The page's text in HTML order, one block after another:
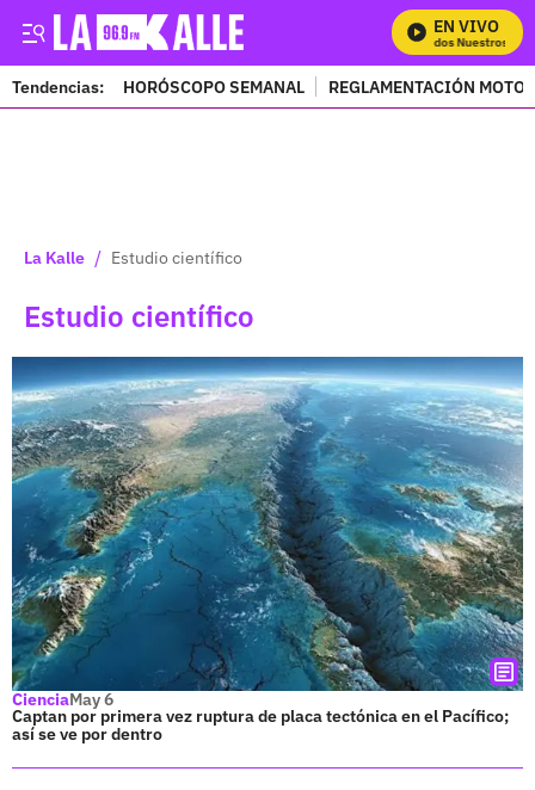
EN VIVO
Mira Todos Nuestros
Tendencias: HORÓSCOPO SEMANAL REGLAMENTACIÓN
La Kalle / Estudio científico
Estudio científico
CienciaMay 6
Captan por primera vez ruptura de placa tectónica en el Pacífico;
así se ve por dentro